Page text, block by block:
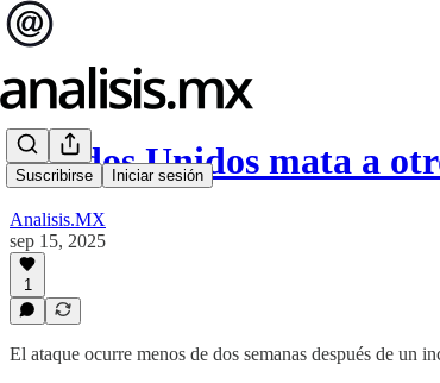
Suscribirse Iniciar sesión
Estados Unidos mata a
Analisis.MX
sep 15, 2025
1
El ataque ocurre menos de dos semanas después de un